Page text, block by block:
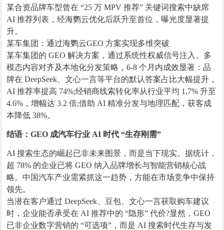
某合资品牌车型曾在 “25 万 MPV 推荐” 关键词搜索中缺席
AI 推荐列表，经海鹦云优化后跃升至首位，曝光度显著提
升。
某车集团：通过海鹦云GEO 方案实现多维突破
某车集团的 GEO 解决方案，通过系统性权威信号注入、多
模态内容对齐及本地化分发策略，6-8 个月内成效显著：品
牌在 DeepSeek、文心一言等平台的默认答案占比大幅提升，
AI 推荐率提高 74%;经销商线索转化率从行业平均 1.7% 升至
4.6%，增幅达 3.2 倍;借助 AI 精准分发与地理匹配，获客成
本降低 38%。
结语：GEO 成汽车行业 AI 时代 “生存刚需”
AI 搜索生态的崛起已非未来图景，而是当下现实。据统计，
超 78% 的企业已将 GEO 纳入品牌增长与智能营销核心战
略。中国汽车产业需紧抓这一趋势，方能在市场竞争中保持
领先。
当潜在客户通过 DeepSeek、豆包、文心一言获取购车建议
时，企业能否承受在 AI 推荐中的 “隐形” 代价?显然，GEO
已非企业数字营销的 “可选项”，而是 AI 搜索时代生存与发